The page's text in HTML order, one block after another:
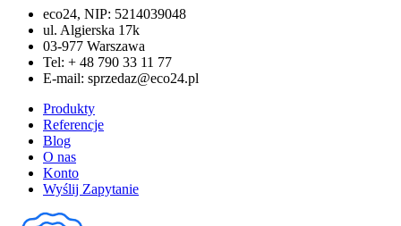
eco24, NIP: 5214039048
ul. Algierska 17k
03-977 Warszawa
Tel: + 48 790 33 11 77
E-mail: sprzedaz@eco24.pl
Produkty
Referencje
Blog
O nas
Konto
Wyślij Zapytanie